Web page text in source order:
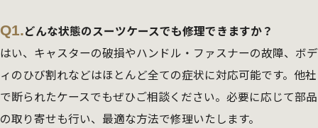
Q1.どんな状態のスーツケースでも修理できますか？
はい、キャスターの破損やハンドル・ファスナーの故障、ボデ
ィのひび割れなどはほとんど全ての症状に対応可能です。他社
で断られたケースでもぜひご相談ください。必要に応じて部品
の取り寄せも行い、最適な方法で修理いたします。